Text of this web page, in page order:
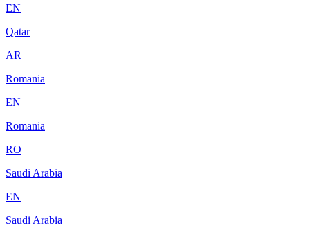
EN
Qatar
AR
Romania
EN
Romania
RO
Saudi Arabia
EN
Saudi Arabia